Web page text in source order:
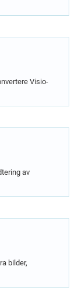
Visio-
av
bilder,